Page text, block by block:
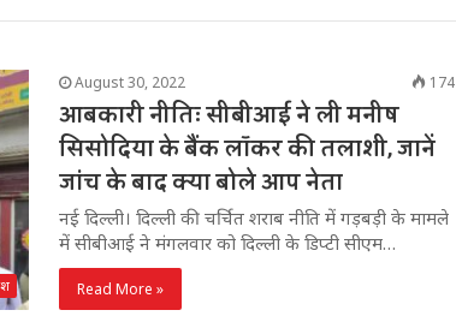
August 30, 2022 174
आबकारी नीतिः सीबीआई ने ली मनीष
सिसोदिया के बैंक लाॅकर की तलाशी, जानें
जांच के बाद क्या बोले आप नेता
नई दिल्ली। दिल्ली की चर्चित शराब नीति में गड़बड़ी के मामले
में सीबीआई ने मंगलवार को दिल्ली के डिप्टी सीएम…
Read More »